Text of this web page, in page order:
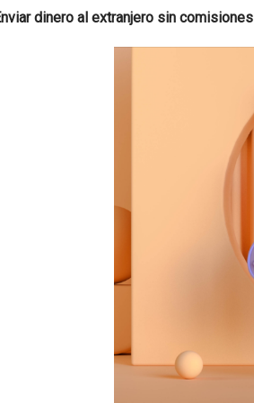
dinero al extranjero sin comisiones